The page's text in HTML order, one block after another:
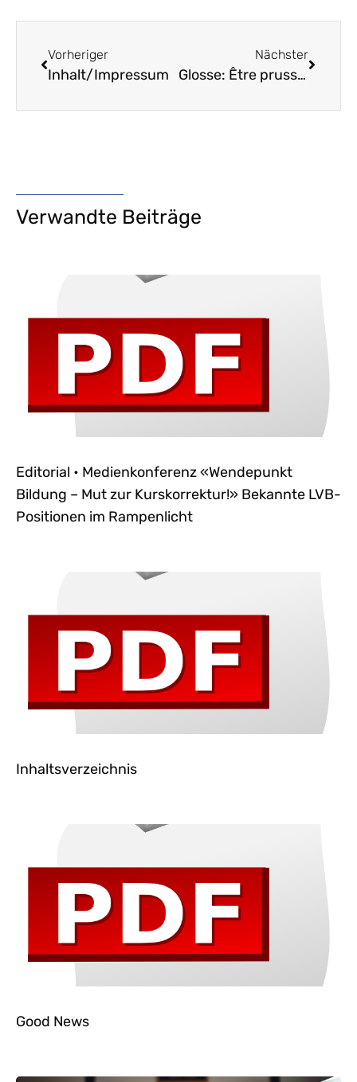
Vorheriger
Inhalt/Impressum
Nächster
Glosse: Être prussien est un honneur, mais pas plaisir
Verwandte Beiträge
Editorial • Medienkonferenz «Wendepunkt
Bildung – Mut zur Kurskorrektur!» Bekannte LVB-
Positionen im Rampenlicht
Inhaltsverzeichnis
Good News